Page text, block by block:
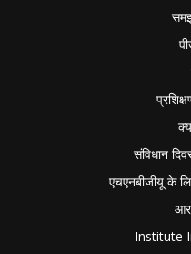
संविधान
एचएनबीजीयू के
Institute